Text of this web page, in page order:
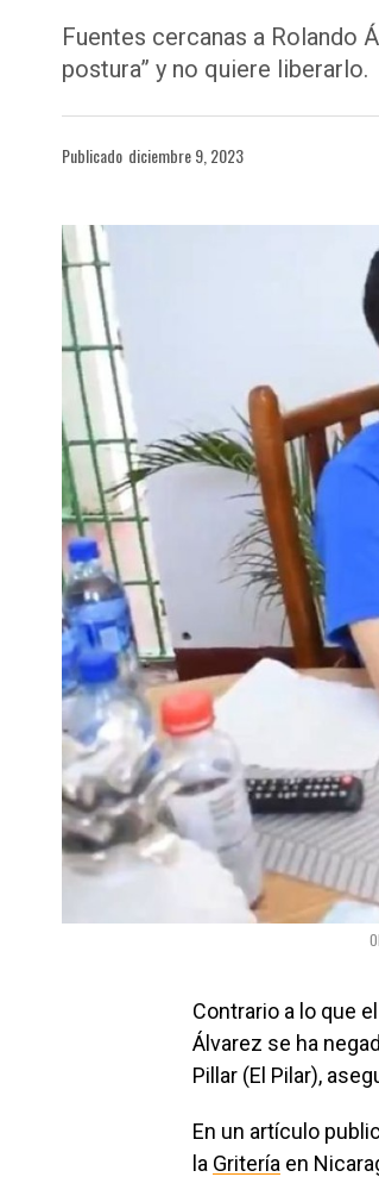
Fuentes cercanas a Rolando
postura” y no quiere liberarlo.
Publicado diciembre 9, 2023
Contrario a lo que
Álvarez se ha
Pillar (El Pilar),
En un artículo
la Gritería en